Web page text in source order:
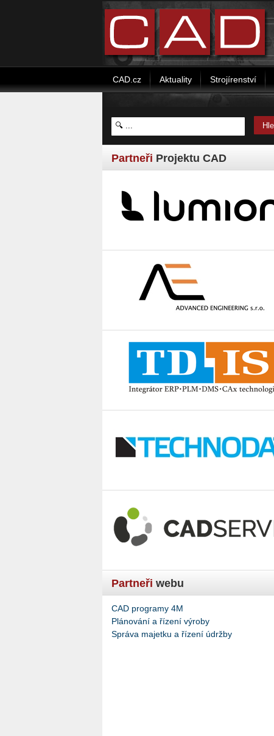
CAD.cz Aktuality Strojírenství
Partneři Projektu CAD
Partneři webu
CAD programy 4M
Plánování a řízení výroby
Správa majetku a řízení údržby